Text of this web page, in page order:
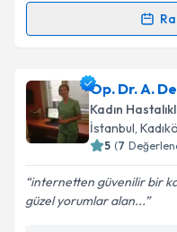
Kişisel
Metni'ni
Randevu
Op. Dr. Melahat
oluşturun. Size bu
takvim
Op. Dr. A.
Kadın
İstanbul,
5 (7
internetten güvenilir bir
güzel yorumlar alan...